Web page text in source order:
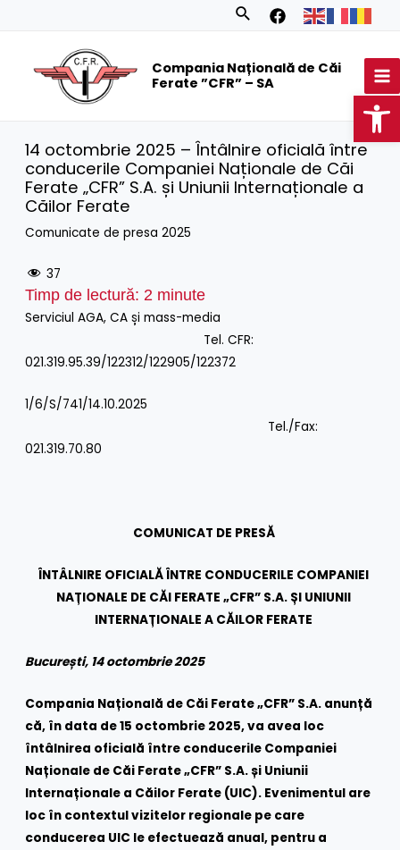
Search
Compania Națională de Căi
Ferate ”CFR” – SA
14 octombrie 2025 – Întâlnire oficială între
conducerile Companiei Naționale de Căi
Ferate „CFR” S.A. și Uniunii Internaționale a
Căilor Ferate
Comunicate de presa 2025
37
Timp de lectură: 2 minute
Serviciul AGA, CA și mass-media
Tel. CFR:
021.319.95.39/122312/122905/122372
1/6/S/741/14.10.2025
Tel./Fax:
021.319.70.80
COMUNICAT DE PRESĂ
ÎNTÂLNIRE OFICIALĂ ÎNTRE CONDUCERILE COMPANIEI
NAȚIONALE DE CĂI FERATE „CFR” S.A. ȘI UNIUNII
INTERNAȚIONALE A CĂILOR FERATE
București, 14 octombrie 2025
Compania Națională de Căi Ferate „CFR” S.A. anunță
că, în data de 15 octombrie 2025, va avea loc
întâlnirea oficială între conducerile Companiei
Naționale de Căi Ferate „CFR” S.A. și Uniunii
Internaționale a Căilor Ferate (UIC). Evenimentul are
loc în contextul vizitelor regionale pe care
conducerea UIC le efectuează anual, pentru a